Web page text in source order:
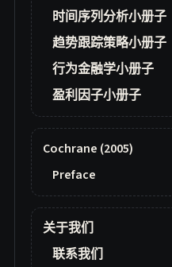
时间序列分析小册子
趋势跟踪策略小册子
行为金融学小册子
盈利因子小册子
Cochrane (2005)
Preface
关于我们
联系我们